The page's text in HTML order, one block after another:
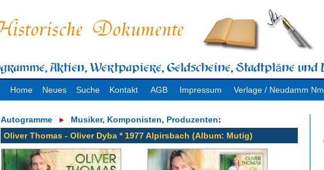
Home Neues Suche Kontakt AGB Impressum Verlage / Neudamm Nm.
Autogramme Musiker, Komponisten, Produzenten:
Oliver Thomas - Oliver Dyba * 1977 Alpirsbach (Album: Mutig)